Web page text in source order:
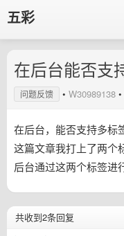
五彩
在后台能否支
问题反馈
• W30989138 •
在后台，能否支持多标
这篇文章我打上了两个
后台通过这两个标签进
共收到2条回复